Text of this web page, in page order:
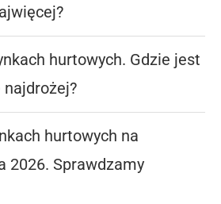
hurtowych. Gdzie jest
hurtowych na
2026. Sprawdzamy